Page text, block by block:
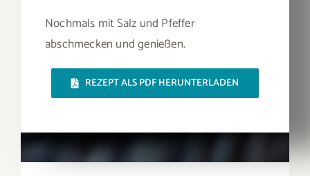
Nochmals mit Salz und Pfeffer
abschmecken und genießen.
REZEPT ALS PDF HERUNTERLADEN